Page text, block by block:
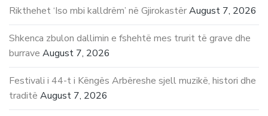
Rikthehet ‘Iso mbi kalldrëm’ në GjirokastërAugust 7, 2026
Shkenca zbulon dallimin e fshehtë mes trurit të grave dhe
burrave August 7, 2026
Festivali i 44-t i Këngës Arbëreshe sjell muzikë, histori dhe
traditë August 7, 2026